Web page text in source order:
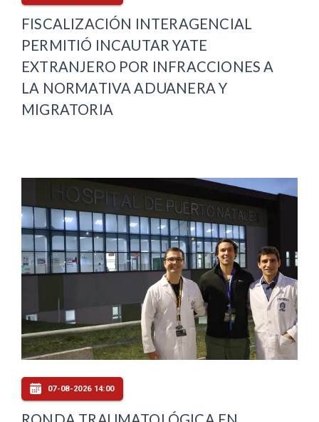
FISCALIZACIÓN INTERAGENCIAL
PERMITIÓ INCAUTAR YATE
EXTRANJERO POR INFRACCIONES A
LA NORMATIVA ADUANERA Y
MIGRATORIA
07-08-2026 14:00